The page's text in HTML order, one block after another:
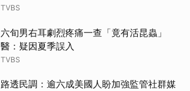
TVBS
六旬男右耳劇烈疼痛一查「竟有活昆蟲」
醫：疑因夏季誤入
TVBS
路透民調：逾六成美國人盼加強監管社群媒